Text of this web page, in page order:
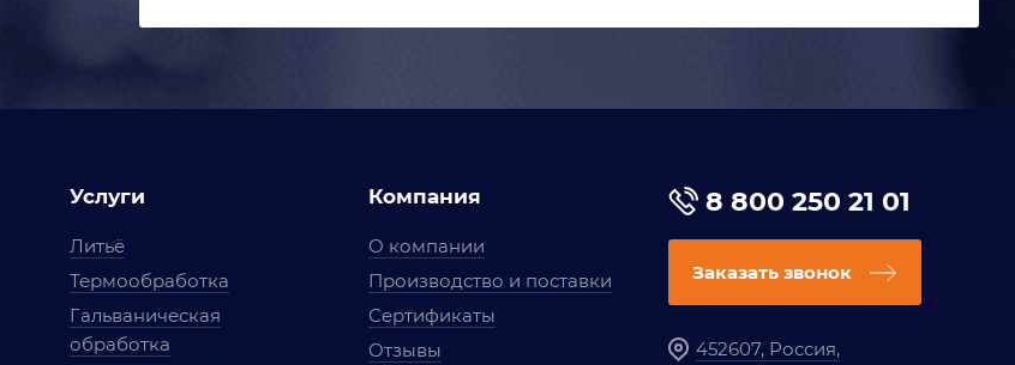
Услуги
Литьё
Термообработка
Гальваническая
обработка
Компания
О компании
Производство и поставки
Сертификаты
Отзывы
8 800 250 21 01
Заказать звонок
452607, Россия,